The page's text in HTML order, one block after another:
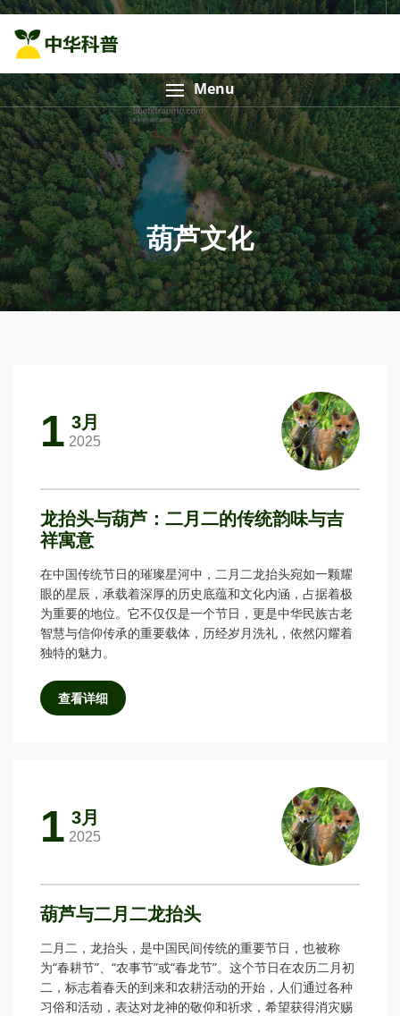
Menu
葫芦文化
1 3月
2025
龙抬头与葫芦：二月二的传统韵味与吉
祥寓意
在中国传统节日的璀璨星河中，二月二龙抬头宛如一颗耀
眼的星辰，承载着深厚的历史底蕴和文化内涵，占据着极
为重要的地位。它不仅仅是一个节日，更是中华民族古老
智慧与信仰传承的重要载体，历经岁月洗礼，依然闪耀着
独特的魅力。
查看详细
1 3月
2025
葫芦与二月二龙抬头
二月二，龙抬头，是中国民间传统的重要节日，也被称
为“春耕节”、“农事节”或“春龙节”。这个节日在农历二月初
二，标志着春天的到来和农耕活动的开始，人们通过各种
习俗和活动，表达对龙神的敬仰和祈求，希望获得消灾赐